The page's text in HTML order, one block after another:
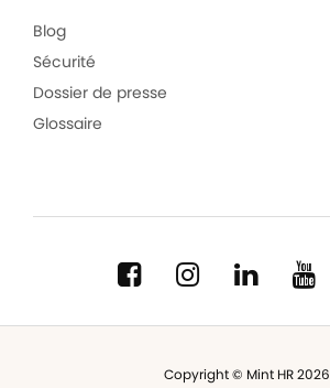
Blog
Sécurité
Dossier de presse
Glossaire
Copyright © Mint HR 2026